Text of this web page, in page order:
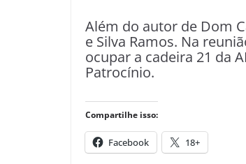
Além do autor de Dom
e Silva Ramos. Na
ocupar a cadeira 21 da
Patrocínio.
Compartilhe isso:
Facebook 18+